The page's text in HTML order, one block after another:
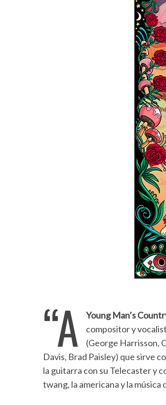
“A Young Man’s
compositor y
(George Harrisson,
Davis, Brad Paisley) que sirve
la guitarra con su Telecaster y
twang, la americana y la música